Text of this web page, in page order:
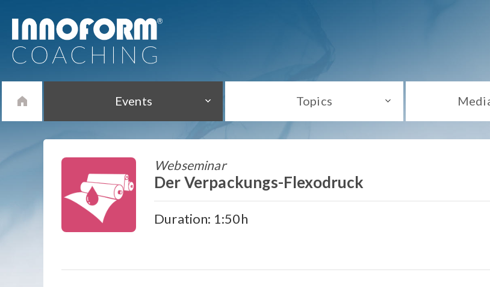
Events Topics
Webseminar
Der Verpackungs-Flexodruck
Duration: 1:50h